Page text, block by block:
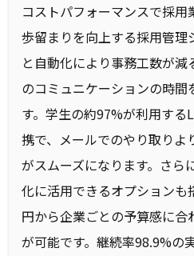
コストパフォーマンスで採
歩留まりを向上する採用管理
と自動化により事務工数が減
のコミュニケーションの時間
す。学生の約97%が利用する
携で、メールでのやり取りよ
がスムーズになります。さら
化に活用できるオプションも
円から企業ごとの予算感に
が可能です。継続率98.9%の